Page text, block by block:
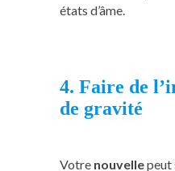
états d’âme.
4. Faire de
de gravité
Votre nouvellepeut